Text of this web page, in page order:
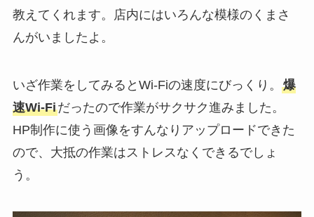
教えてくれます。店内にはいろんな模様のくまさ
んがいましたよ。
いざ作業をしてみるとWi-Fiの速度にびっくり。 爆
速Wi-Fiだったので作業がサクサク進みました。
HP制作に使う画像をすんなりアップロードできた
ので、大抵の作業はストレスなくできるでしょ
う。